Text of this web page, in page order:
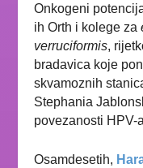
Onkogeni
ih Orth i kolege za
verruciformis,
bradavica koje
skvamoznih
Stephania
povezanosti HPV-
Osamdesetih,